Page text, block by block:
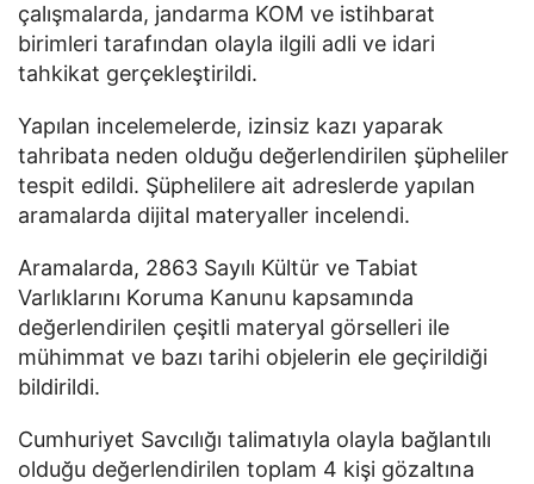
çalışmalarda, jandarma KOM ve istihbarat
birimleri tarafından olayla ilgili adli ve idari
tahkikat gerçekleştirildi.
Yapılan incelemelerde, izinsiz kazı yaparak
tahribata neden olduğu değerlendirilen şüpheliler
tespit edildi. Şüphelilere ait adreslerde yapılan
aramalarda dijital materyaller incelendi.
Aramalarda, 2863 Sayılı Kültür ve Tabiat
Varlıklarını Koruma Kanunu kapsamında
değerlendirilen çeşitli materyal görselleri ile
mühimmat ve bazı tarihi objelerin ele geçirildiği
bildirildi.
Cumhuriyet Savcılığı talimatıyla olayla bağlantılı
olduğu değerlendirilen toplam 4 kişi gözaltına